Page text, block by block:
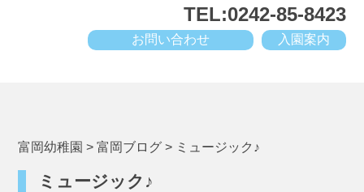
TEL:0242-85-8423
入園案内
お問い合わせ
富岡幼稚園 >富岡ブログ > ミュージック♪
ミュージック♪